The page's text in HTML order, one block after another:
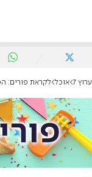
ערוץ 7 אוכל לקראת פורים: